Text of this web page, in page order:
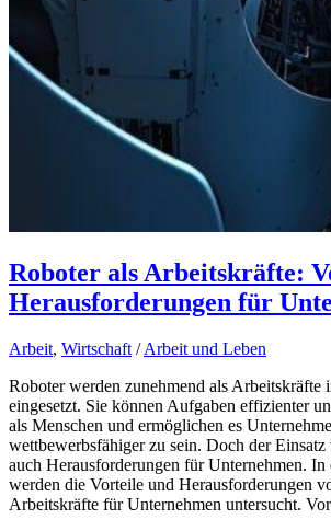
Roboter als Arbeitskräfte:
Herausforderungen für
Arbeit, Wirtschaft /Arbeit und Leben
Roboter werden zunehmend als Arbeitskräfte
eingesetzt. Sie können Aufgaben effizienter
als Menschen und ermöglichen es
wettbewerbsfähiger zu sein. Doch der
auch Herausforderungen für Unternehmen.
werden die Vorteile und Herausforderungen
Arbeitskräfte für Unternehmen untersucht.